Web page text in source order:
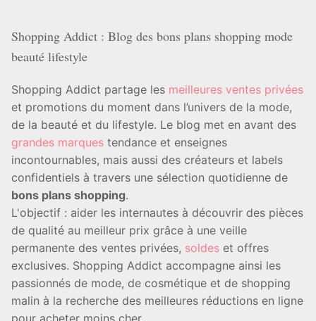
Shopping Addict : Blog des bons plans shopping mode
beauté lifestyle
Shopping Addict partage les meilleures ventes privées
et promotions du moment dans l’univers de la mode,
de la beauté et du lifestyle. Le blog met en avant des
grandes marques tendance et enseignes
incontournables, mais aussi des créateurs et labels
confidentiels à travers une sélection quotidienne de
bons plans shopping.
L'objectif : aider les internautes à découvrir des pièces
de qualité au meilleur prix grâce à une veille
permanente des ventes privées, soldes et offres
exclusives. Shopping Addict accompagne ainsi les
passionnés de mode, de cosmétique et de shopping
malin à la recherche des meilleures réductions en ligne
pour acheter moins cher.